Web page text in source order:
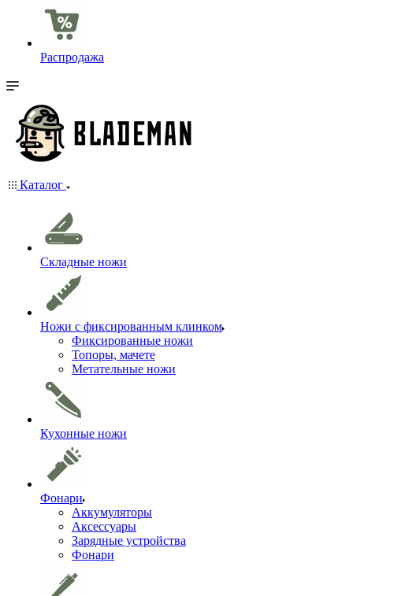
Распродажа
Каталог
Складные ножи
Ножи с фиксированным клинком
Фиксированные ножи
Топоры, мачете
Метательные ножи
Кухонные ножи
Фонари
Аккумуляторы
Аксессуары
Зарядные устройства
Фонари